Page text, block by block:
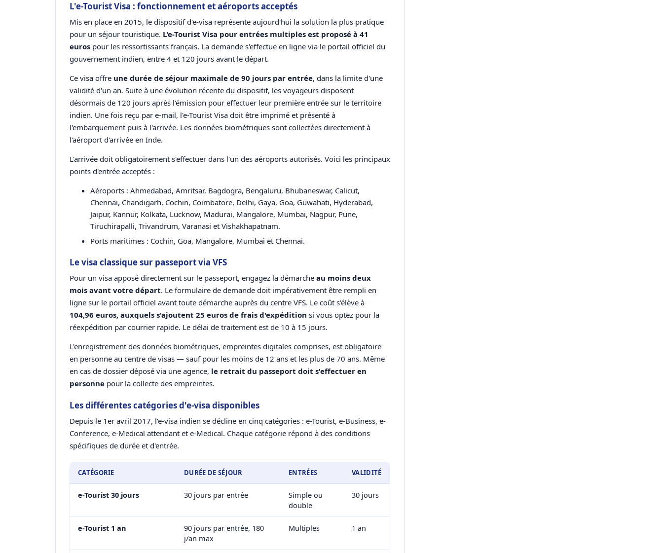
L'e-Tourist Visa : fonctionnement et aéroports acceptés
Mis en place en 2015, le dispositif d'e-visa représente aujourd'hui la solution la plus pratique
pour un séjour touristique. L'e-Tourist Visa pour entrées multiples est proposé à 41
euros pour les ressortissants français. La demande s'effectue en ligne via le portail officiel du
gouvernement indien, entre 4 et 120 jours avant le départ.
Ce visa offre une durée de séjour maximale de 90 jours par entrée, dans la limite d'une
validité d'un an. Suite à une évolution récente du dispositif, les voyageurs disposent
désormais de 120 jours après l'émission pour effectuer leur première entrée sur le territoire
indien. Une fois reçu par e-mail, l'e-Tourist Visa doit être imprimé et présenté à
l'embarquement puis à l'arrivée. Les données biométriques sont collectées directement à
l'aéroport d'arrivée en Inde.
L'arrivée doit obligatoirement s'effectuer dans l'un des aéroports autorisés. Voici les principaux
points d'entrée acceptés :
Aéroports : Ahmedabad, Amritsar, Bagdogra, Bengaluru, Bhubaneswar, Calicut,
Chennai, Chandigarh, Cochin, Coimbatore, Delhi, Gaya, Goa, Guwahati, Hyderabad,
Jaipur, Kannur, Kolkata, Lucknow, Madurai, Mangalore, Mumbai, Nagpur, Pune,
Tiruchirapalli, Trivandrum, Varanasi et Vishakhapatnam.
Ports maritimes : Cochin, Goa, Mangalore, Mumbai et Chennai.
Le visa classique sur passeport via VFS
Pour un visa apposé directement sur le passeport, engagez la démarche au moins deux
mois avant votre départ. Le formulaire de demande doit impérativement être rempli en
ligne sur le portail officiel avant toute démarche auprès du centre VFS. Le coût s'élève à
104,96 euros, auxquels s'ajoutent 25 euros de frais d'expédition si vous optez pour la
réexpédition par courrier rapide. Le délai de traitement est de 10 à 15 jours.
L'enregistrement des données biométriques, empreintes digitales comprises, est obligatoire
en personne au centre de visas — sauf pour les moins de 12 ans et les plus de 70 ans. Même
en cas de dossier déposé via une agence, le retrait du passeport doit s'effectuer en
personne pour la collecte des empreintes.
Les différentes catégories d'e-visa disponibles
Depuis le 1er avril 2017, l'e-visa indien se décline en cinq catégories : e-Tourist, e-Business, e-
Conference, e-Medical attendant et e-Medical. Chaque catégorie répond à des conditions
spécifiques de durée et d'entrée.
CATÉGORIE DURÉE DE SÉJOUR ENTRÉES VALIDITÉ
e-Tourist 30 jours 30 jours par entrée
Simple ou
double
30 jours
e-Tourist 1 an
90 jours par entrée, 180
j/an max
Multiples 1 an